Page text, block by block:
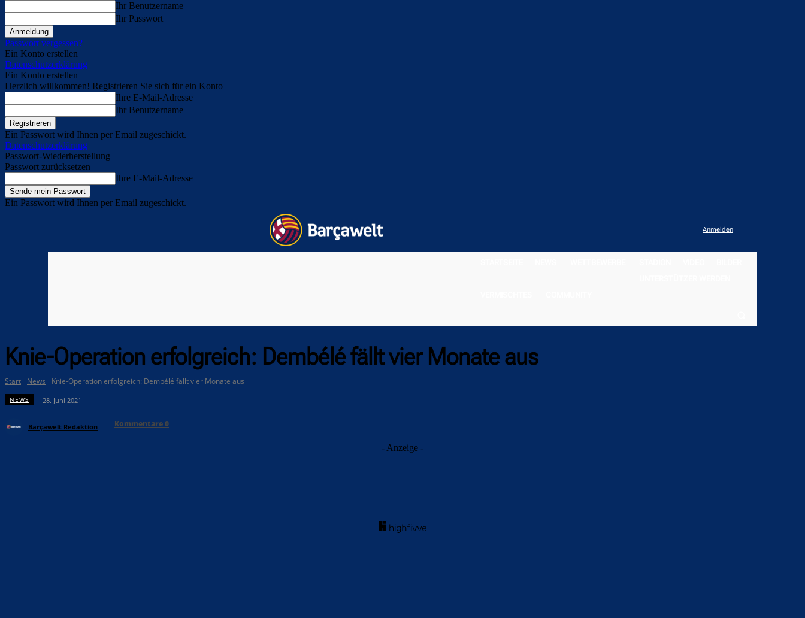
Ihr Benutzername
Ihr Passwort
Passwort vergessen?
Ein Konto erstellen
Datenschutzerklärung
Ein Konto erstellen
Herzlich willkommen! Registrieren Sie sich für ein Konto
Ihre E-Mail-Adresse
Ihr Benutzername
Ein Passwort wird Ihnen per Email zugeschickt.
Datenschutzerklärung
Passwort-Wiederherstellung
Passwort zurücksetzen
Ihre E-Mail-Adresse
Ein Passwort wird Ihnen per Email zugeschickt.
Anmelden
Knie-Operation erfolgreich: Dembélé fällt vier Monate aus
Start News Knie-Operation erfolgreich: Dembélé fällt vier Monate aus
NEWS 28. Juni 2021
Barçawelt Redaktion Kommentare0
- Anzeige -